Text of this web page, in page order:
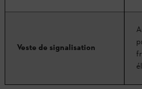
Veste de signalisation